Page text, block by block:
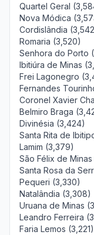
Quartel Geral
Nova Módica
Cordislândia
Romaria (3,520)
Senhora do Porto
Ibitiúra de Minas
Frei Lagonegro
Fernandes
Coronel Xavier
Belmiro Braga
Divinésia (3,424)
Santa Rita de
Lamim (3,379)
São Félix de
Santa Rosa da
Pequeri (3,330)
Natalândia (3,308)
Uruana de Minas
Leandro Ferreira
Faria Lemos (3,221)